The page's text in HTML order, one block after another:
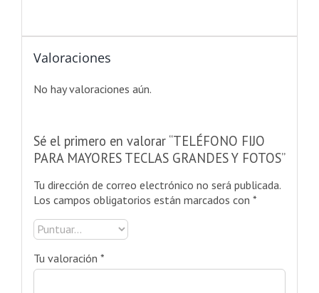
Valoraciones
No hay valoraciones aún.
Sé el primero en valorar “TELÉFONO FIJO
PARA MAYORES TECLAS GRANDES Y FOTOS”
Tu dirección de correo electrónico no será publicada.
Los campos obligatorios están marcados con *
Tu valoración *